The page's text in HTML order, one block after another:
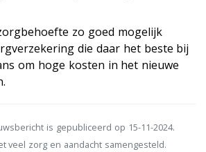
zo goed mogelijk
die daar het beste bij
om hoge kosten in het nieuwe
is gepubliceerd op 15-11-2024.
veel zorg en aandacht samengesteld.